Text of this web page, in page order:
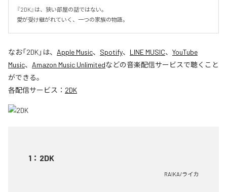
『2DK』は、狭い部屋の話ではない。
愛が受け継がれていく、一つの家族の物語。
なお「2DK」は、 Apple Music、 Spotify、 LINE MUSIC、 YouTube
Music、 Amazon Music Unlimitedなどの音楽配信サービスで聴くこと
ができる。
各配信サービス： 2DK
1 ： 2DK
RAIKA/ライカ